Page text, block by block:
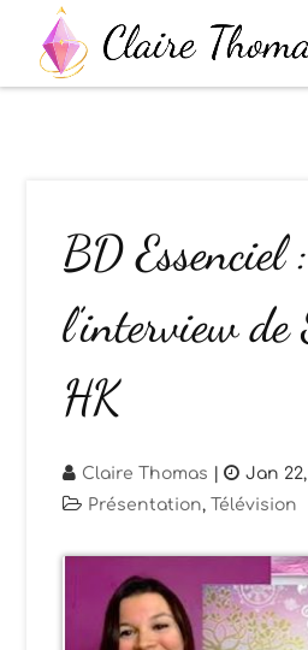
BD Essenciel
l’interview
HK
Claire Thomas | Jan 22,
Présentation, Télévision